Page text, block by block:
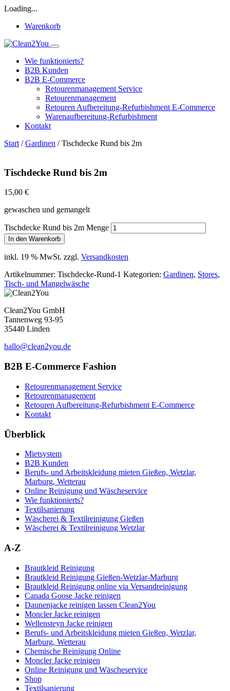
Loading...
Warenkorb
Wie funktionierts?
B2B Kunden
B2B E-Commerce
Retourenmanagement Service
Retourenmanagement
Retouren Aufbereitung-Refurbishment E-Commerce
Warenaufbereitung-Refurbishment
Kontakt
Start /Gardinen / Tischdecke Rund bis 2m
Tischdecke Rund bis 2m
15,00 €
gewaschen und gemangelt
Tischdecke Rund bis 2m Menge
In den Warenkorb
inkl. 19 % MwSt. zzgl. Versandkosten
Artikelnummer: Tischdecke-Rund-1 Kategorien: Gardinen, Stores,
Tisch- und Mangelwäsche
Clean2You GmbH
Tannenweg 93-95
35440 Linden
hallo@clean2you.de
B2B E-Commerce Fashion
Retourenmanagement Service
Retourenmanagement
Retouren Aufbereitung-Refurbishment E-Commerce
Kontakt
Überblick
Mietsystem
B2B Kunden
Berufs- und Arbeitskleidung mieten Gießen, Wetzlar,
Marburg, Wetterau
Online Reinigung und Wäscheservice
Wie funktionierts?
Textilsanierung
Wäscherei & Textilreinigung Gießen
Wäscherei & Textilreinigung Wetzlar
A-Z
Brautkleid Reinigung
Brautkleid Reinigung Gießen-Wetzlar-Marburg
Brautkleid Reinigung online via Versandreinigung
Canada Goose Jacke reinigen
Daunenjacke reinigen lassen Clean2You
Moncler Jacke reinigen
Wellensteyn Jacke reinigen
Berufs- und Arbeitskleidung mieten Gießen, Wetzlar,
Marburg, Wetterau
Chemische Reinigung Online
Moncler Jacke reinigen
Online Reinigung und Wäscheservice
Shop
Textilsanierung